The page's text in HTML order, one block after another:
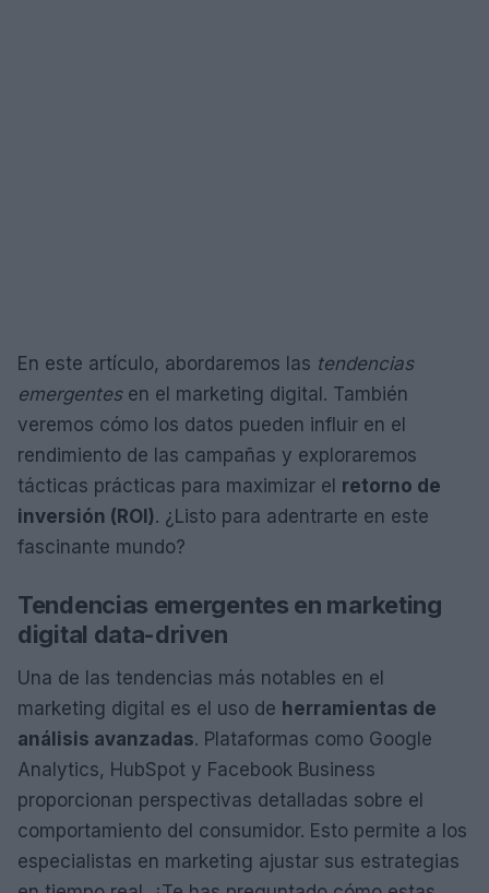
En este artículo, abordaremos las tendencias
emergentesen el marketing digital. También
veremos cómo los datos pueden influir en el
rendimiento de las campañas y exploraremos
tácticas prácticas para maximizar el retorno de
inversión (ROI). ¿Listo para adentrarte en este
fascinante mundo?
Tendencias emergentes en marketing
digital data-driven
Una de las tendencias más notables en el
marketing digital es el uso de herramientas de
análisis avanzadas. Plataformas como Google
Analytics, HubSpot y Facebook Business
proporcionan perspectivas detalladas sobre el
comportamiento del consumidor. Esto permite a los
especialistas en marketing ajustar sus estrategias